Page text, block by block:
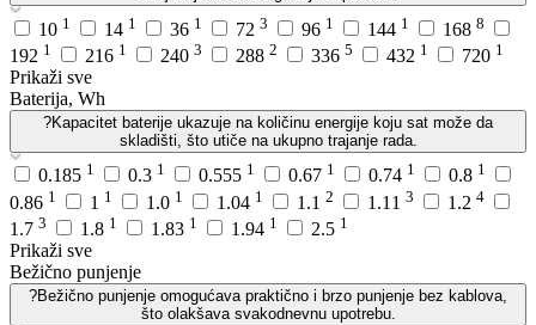
10 1 14 1 36 1 72 3 96 1 144 1 168 8
192 1 216 1 240 3 288 2 336 5 432 1 720 1
Prikaži sve
Baterija, Wh
?Kapacitet baterije ukazuje na količinu energije koju sat može da
skladišti, što utiče na ukupno trajanje rada.
0.185 1 0.3 1 0.555 1 0.67 1 0.74 1 0.8 1
0.86 1 1 1 1.0 1 1.04 1 1.1 2 1.11 3 1.2 4
1.7 3 1.8 1 1.83 1 1.94 1 2.5 1
Prikaži sve
Bežično punjenje
?Bežično punjenje omogućava praktično i brzo punjenje bez kablova,
što olakšava svakodnevnu upotrebu.